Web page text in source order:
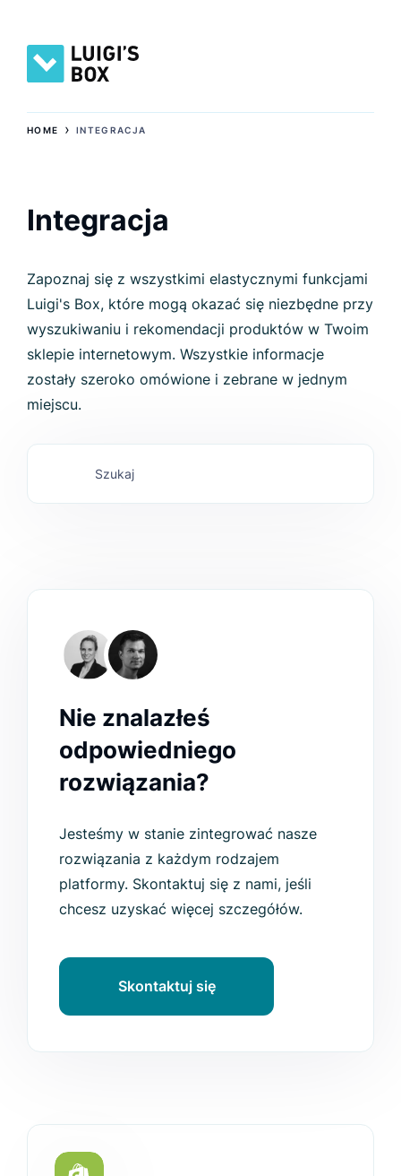
HOME ›INTEGRACJA
Integracja
Zapoznaj się z wszystkimi elastycznymi funkcjami
Luigi's Box, które mogą okazać się niezbędne przy
wyszukiwaniu i rekomendacji produktów w Twoim
sklepie internetowym. Wszystkie informacje
zostały szeroko omówione i zebrane w jednym
miejscu.
Nie znalazłeś
odpowiedniego
rozwiązania?
Jesteśmy w stanie zintegrować nasze
rozwiązania z każdym rodzajem
platformy. Skontaktuj się z nami, jeśli
chcesz uzyskać więcej szczegółów.
Skontaktuj się